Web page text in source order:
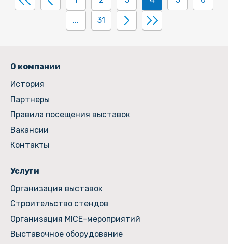
... 31
О компании
История
Партнеры
Правила посещения выставок
Вакансии
Контакты
Услуги
Организация выставок
Строительство стендов
Организация MICE-мероприятий
Выставочное оборудование